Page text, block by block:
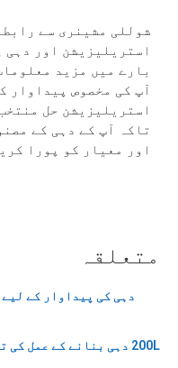
شوللی مشینری سے
استریلیزیشن اور
بارے میں مزید
آپ کی مخصوص پیداوار
استریلیزیشن حل
تاکہ آپ کے دہی کے
اور معیار کو پورا
متعلقہ
دہی کی پیداوار کے لیے
200L دہی بنانے کے عمل کی تشکیل کیسے کریں: مکمل سیٹ اپ گائیڈ